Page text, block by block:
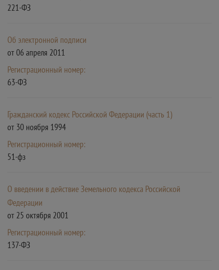
221-ФЗ
Об электронной подписи
от 06 апреля 2011
Регистрационный номер:
63-ФЗ
Гражданский кодекс Российской Федерации (часть 1)
от 30 ноября 1994
Регистрационный номер:
51-фз
О введении в действие Земельного кодекса Российской
Федерации
от 25 октября 2001
Регистрационный номер:
137-ФЗ